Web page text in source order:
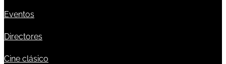
Eventos
Directores
Cine clásico